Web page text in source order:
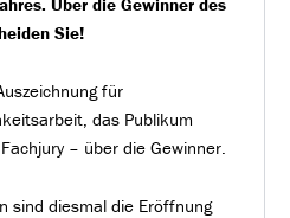
Sie!
für
das Publikum
– über die Gewinner.
sind diesmal die Eröffnung